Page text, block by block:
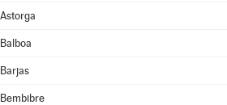
Astorga
Balboa
Barjas
Bembibre